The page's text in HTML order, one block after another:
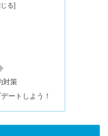
対策
ートしよう！